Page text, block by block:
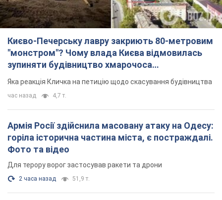
Армія Росії здійснила масовану атаку на Одесу:
горіла історична частина міста, є постраждалі.
Фото та відео
Для терору ворог застосував ракети та дрони
2 часа назад 51,9 т.
"Воюють проти продовольчої безпеки світу!"
Зеленський заявив, що армія Росії знову цілила
у порт в Одесі
Лише за тиждень проти України використали десятки ракет,